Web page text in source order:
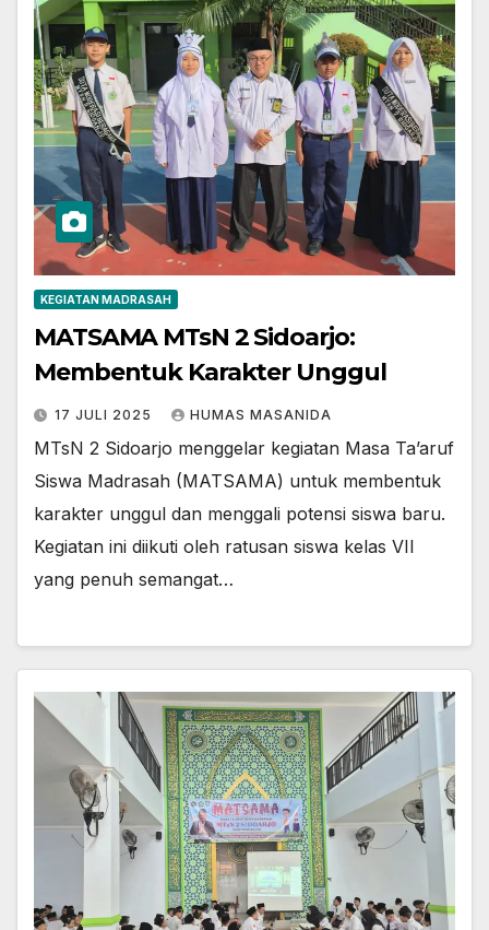
KEGIATAN MADRASAH
MATSAMA MTsN 2 Sidoarjo:
Membentuk Karakter Unggul
17 JULI 2025 HUMAS MASANIDA
MTsN 2 Sidoarjo menggelar kegiatan Masa Ta’aruf
Siswa Madrasah (MATSAMA) untuk membentuk
karakter unggul dan menggali potensi siswa baru.
Kegiatan ini diikuti oleh ratusan siswa kelas VII
yang penuh semangat…